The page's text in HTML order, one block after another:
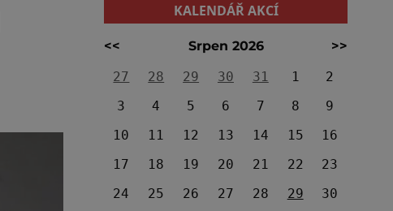
KALENDÁŘ AKCÍ
<< Srpen 2026
>>
27
28 29 30 31 1
2
3
4 5 6 7 8
9
10
11 12 13 14 15
16
17
18 19 20 21 22
23
24
25 26 27 28 29
30